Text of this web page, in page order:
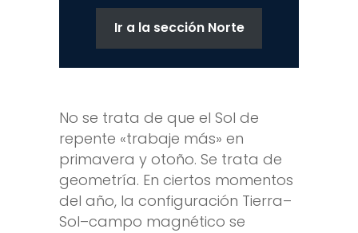
Ir a la sección Norte
No se trata de que el Sol de
repente «trabaje más» en
primavera y otoño. Se trata de
geometría. En ciertos momentos
del año, la configuración Tierra–
Sol–campo magnético se